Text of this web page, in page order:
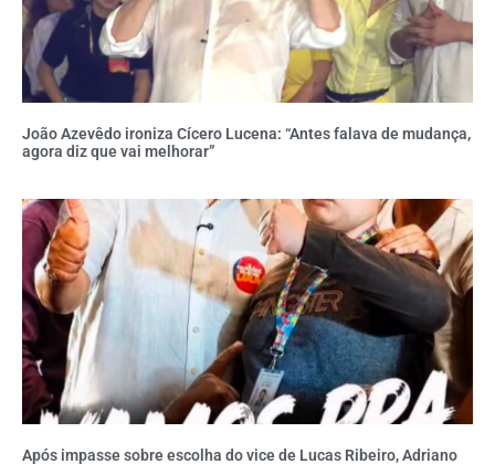
João Azevêdo ironiza Cícero Lucena: “Antes falava de mudança,
agora diz que vai melhorar”
Após impasse sobre escolha do vice de Lucas Ribeiro, Adriano